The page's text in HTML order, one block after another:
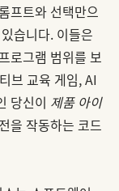
프트와 선택만으
습니다. 이들은
로그램 범위를 보
브 교육 게임, AI
당신이 제품 아이
을 작동하는 코드